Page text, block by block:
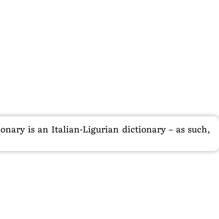
is an Italian-Ligurian dictionary – as such,